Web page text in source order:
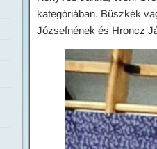
kategóriában. Büszkék
Józsefnének és Hroncz